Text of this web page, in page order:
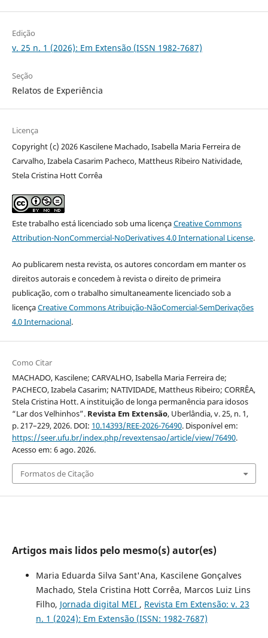
Edição
v. 25 n. 1 (2026): Em Extensão (ISSN 1982-7687)
Seção
Relatos de Experiência
Licença
Copyright (c) 2026 Kascilene Machado, Isabella Maria Ferreira de
Carvalho, Izabela Casarim Pacheco, Mattheus Ribeiro Natividade,
Stela Cristina Hott Corrêa
Este trabalho está licenciado sob uma licençaCreative Commons
Attribution-NonCommercial-NoDerivatives 4.0 International License.
Ao publicarem nesta revista, os autores concordam em manter os
direitos autorais e concedem à revista o direito de primeira
publicação, com o trabalho simultaneamente licenciado sob a
licençaCreative Commons Atribuição-NãoComercial-SemDerivações
4.0 Internacional.
Como Citar
MACHADO, Kascilene; CARVALHO, Isabella Maria Ferreira de;
PACHECO, Izabela Casarim; NATIVIDADE, Mattheus Ribeiro; CORRÊA,
Stela Cristina Hott. A instituição de longa permanência para idosos
“Lar dos Velhinhos”. Revista Em Extensão, Uberlândia, v. 25, n. 1,
p. 217–229, 2026. DOI: 10.14393/REE-2026-76490. Disponível em:
https://seer.ufu.br/index.php/revextensao/article/view/76490.
Acesso em: 6 ago. 2026.
Formatos de Citação
Artigos mais lidos pelo mesmo(s) autor(es)
Maria Eduarda Silva Sant'Ana, Kascilene Gonçalves
Machado, Stela Cristina Hott Corrêa, Marcos Luiz Lins
Filho, Jornada digital MEI , Revista Em Extensão: v. 23
n. 1 (2024): Em Extensão (ISSN: 1982-7687)